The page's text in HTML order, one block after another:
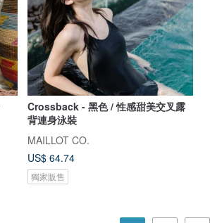
Crossback - 黑色 / 性感甜美交叉露
背連身泳裝
MAILLOT CO.
US$ 64.74
獨家販售